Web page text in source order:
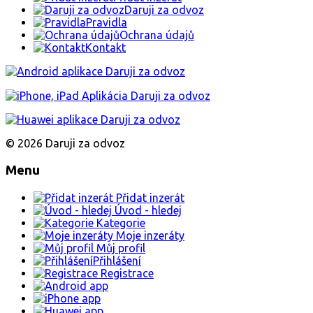
Daruji za odvoz
Pravidla
Ochrana údajů
Kontakt
© 2026 Daruji za odvoz
Menu
Přidat inzerát
Úvod - hledej
Kategorie
Moje inzeráty
Můj profil
Přihlášení
Registrace